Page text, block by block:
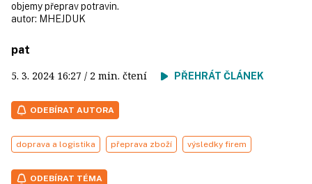
objemy přeprav potravin.
autor: MHEJDUK
pat
5. 3. 2024 16:27 / 2 min. čtení PŘEHRÁT ČLÁNEK
ODEBÍRAT AUTORA
doprava a logistika přeprava zboží výsledky firem
ODEBÍRAT TÉMA